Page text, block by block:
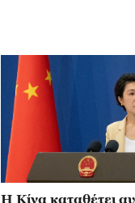
Η Κίνα καταθέτει